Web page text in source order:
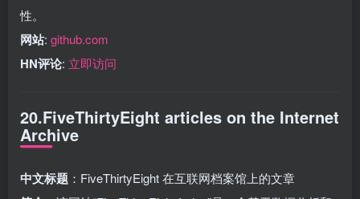
性。
网站: github.com
HN评论: 立即访问
20.FiveThirtyEight articles on the Internet
Archive
中文标题 ：FiveThirtyEight 在互联网档案馆上的文章